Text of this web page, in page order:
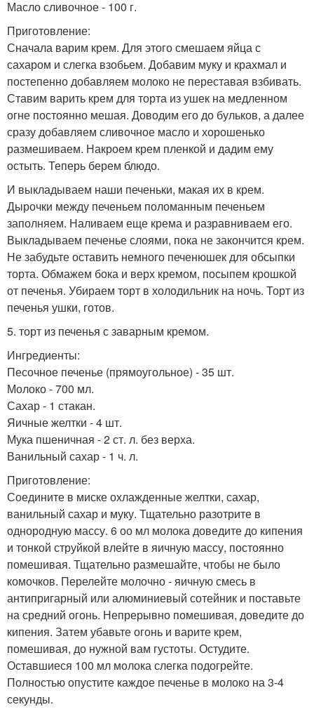
Масло сливочное - 100 г.
Приготовление:
Сначала варим крем. Для этого смешаем яйца с
сахаром и слегка взобьем. Добавим муку и крахмал и
постепенно добавляем молоко не переставая взбивать.
Ставим варить крем для торта из ушек на медленном
огне постоянно мешая. Доводим его до бульков, а далее
сразу добавляем сливочное масло и хорошенько
размешиваем. Накроем крем пленкой и дадим ему
остыть. Теперь берем блюдо.
И выкладываем наши печеньки, макая их в крем.
Дырочки между печеньем поломанным печеньем
заполняем. Наливаем еще крема и разравниваем его.
Выкладываем печенье слоями, пока не закончится крем.
Не забудьте оставить немного печенюшек для обсыпки
торта. Обмажем бока и верх кремом, посыпем крошкой
от печенья. Убираем торт в холодильник на ночь. Торт из
печенья ушки, готов.
5. торт из печенья с заварным кремом.
Ингредиенты:
Песочное печенье (прямоугольное) - 35 шт.
Молоко - 700 мл.
Сахар - 1 стакан.
Яичные желтки - 4 шт.
Мука пшеничная - 2 ст. л. без верха.
Ванильный сахар - 1 ч. л.
Приготовление:
Соедините в миске охлажденные желтки, сахар,
ванильный сахар и муку. Тщательно разотрите в
однородную массу. 6 оо мл молока доведите до кипения
и тонкой струйкой влейте в яичную массу, постоянно
помешивая. Тщательно размешайте, чтобы не было
комочков. Перелейте молочно - яичную смесь в
антипригарный или алюминиевый сотейник и поставьте
на средний огонь. Непрерывно помешивая, доведите до
кипения. Затем убавьте огонь и варите крем,
помешивая, до нужной вам густоты. Остудите.
Оставшиеся 100 мл молока слегка подогрейте.
Полностью опустите каждое печенье в молоко на 3-4
секунды.